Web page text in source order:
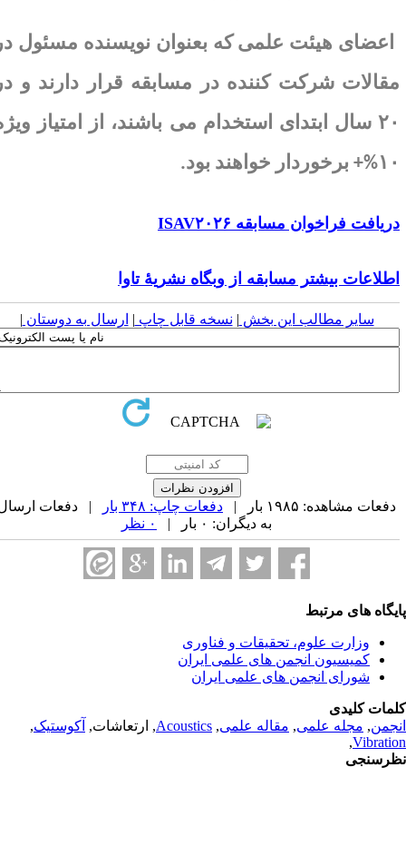
اعضای هیئت علمی که بعنوان نویسنده مسئول در
شرکت کننده در مسابقه قرار دارند و در
سال ابتدای استخدام می باشند، از امتیاز ویژه
برخوردار خواهند بود.
فراخوان مسابقهISAV۲۰۲۶
بیشتر مسابقه از وبگاه نشریۀ تاوا
سایر مطالب این بخش | نسخه قابل چاپ| ارسال به دوستان|
دفعات مشاهده: ۱۹۸۵ بار | دفعات چاپ: ۳۴۸ بار
| دفعات ارسال
به دیگران: ۰ بار |
های مرتبط
وزارت علوم، تحقیقات و فناوری
کمیسیون انجمن های علمی ایران
شورای انجمن های علمی ایران
کلیدی
,مجله علمی, مقاله علمی,
Acoustics, ارتعاشات,آکوستیک,
,